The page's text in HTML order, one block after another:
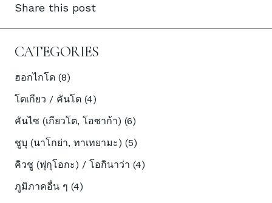
Share this post
CATEGORIES
ฮอกไกโด (8)
โตเกียว / คันโต (4)
คันไซ (เกียวโต, โอซาก้า) (6)
ชูบุ (นาโกย่า, ทาเทยามะ) (5)
คิวชู (ฟุกุโอกะ) / โอกินาว่า (4)
ภูมิภาคอื่น ๆ (4)